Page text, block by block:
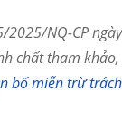
2025/NQ-CP
chất tham
bố miễn trừ